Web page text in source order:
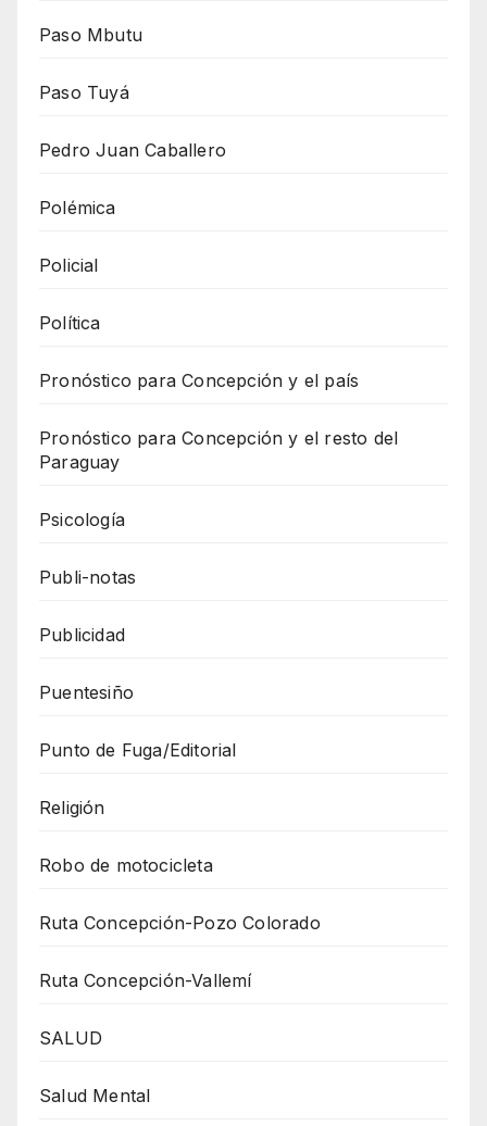
Paso Mbutu
Paso Tuyá
Pedro Juan Caballero
Polémica
Policial
Política
Pronóstico para Concepción y el país
Pronóstico para Concepción y el resto del
Paraguay
Psicología
Publi-notas
Publicidad
Puentesiño
Punto de Fuga/Editorial
Religión
Robo de motocicleta
Ruta Concepción-Pozo Colorado
Ruta Concepción-Vallemí
SALUD
Salud Mental